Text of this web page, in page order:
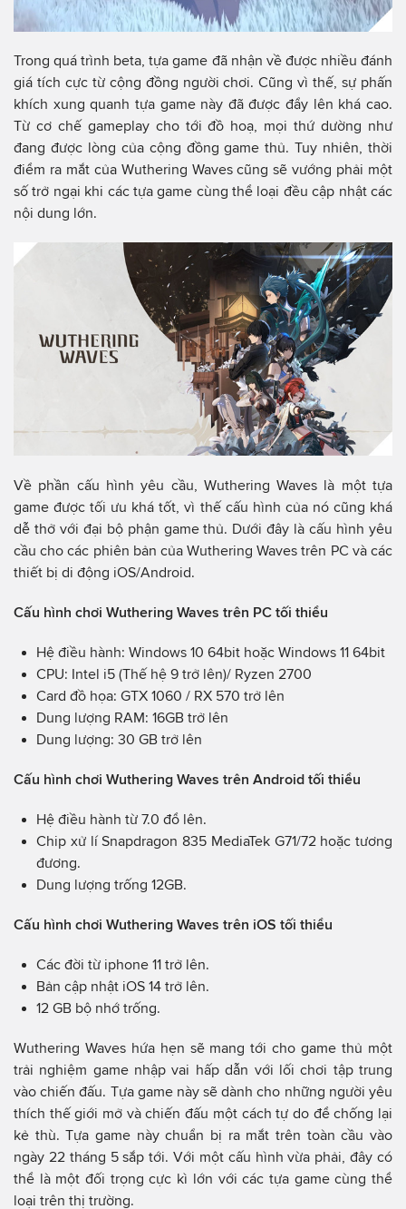
Trong quá trình beta, tựa game đã nhận về được nhiều đánh
giá tích cực từ cộng đồng người chơi. Cũng vì thế, sự phấn
khích xung quanh tựa game này đã được đẩy lên khá cao.
Từ cơ chế gameplay cho tới đồ hoạ, mọi thứ dường như
đang được lòng của cộng đồng game thủ. Tuy nhiên, thời
điểm ra mắt của Wuthering Waves cũng sẽ vướng phải một
số trở ngại khi các tựa game cùng thể loại đều cập nhật các
nội dung lớn.
Về phần cấu hình yêu cầu, Wuthering Waves là một tựa
game được tối ưu khá tốt, vì thế cấu hình của nó cũng khá
dễ thở với đại bộ phận game thủ. Dưới đây là cấu hình yêu
cầu cho các phiên bản của Wuthering Waves trên PC và các
thiết bị di động iOS/Android.
Cấu hình chơi Wuthering Waves trên PC tối thiểu
Hệ điều hành: Windows 10 64bit hoặc Windows 11 64bit
CPU: Intel i5 (Thế hệ 9 trở lên)/ Ryzen 2700
Card đồ họa: GTX 1060 / RX 570 trở lên
Dung lượng RAM: 16GB trở lên
Dung lượng: 30 GB trở lên
Cấu hình chơi Wuthering Waves trên Android tối thiểu
Hệ điều hành từ 7.0 đổ lên.
Chip xử lí Snapdragon 835 MediaTek G71/72 hoặc tương
đương.
Dung lượng trống 12GB.
Cấu hình chơi Wuthering Waves trên iOS tối thiểu
Các đời từ iphone 11 trở lên.
Bản cập nhật iOS 14 trở lên.
12 GB bộ nhớ trống.
Wuthering Waves hứa hẹn sẽ mang tới cho game thủ một
trải nghiệm game nhập vai hấp dẫn với lối chơi tập trung
vào chiến đấu. Tựa game này sẽ dành cho những người yêu
thích thế giới mở và chiến đấu một cách tự do để chống lại
kẻ thù. Tựa game này chuẩn bị ra mắt trên toàn cầu vào
ngày 22 tháng 5 sắp tới. Với một cấu hình vừa phải, đây có
thể là một đối trọng cực kì lớn với các tựa game cùng thể
loại trên thị trường.